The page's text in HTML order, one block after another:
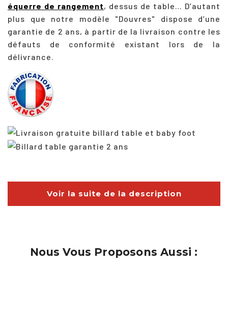
équerre de rangement, dessus de table… D’autant
plus que notre modèle "Douvres" dispose d’une
garantie de 2 ans, à partir de la livraison contre les
défauts de conformité existant lors de la
délivrance.
Voir la suite de la description
Nous Vous Proposons Aussi :